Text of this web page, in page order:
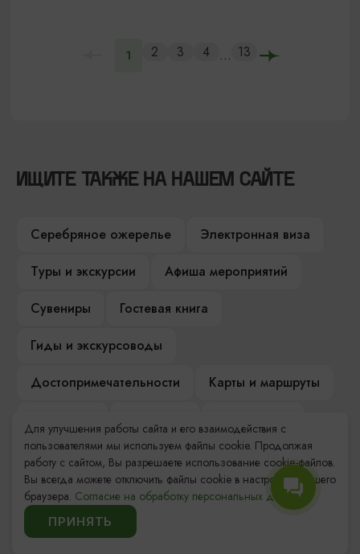
1 2 3 4 ... 13
ИЩИТЕ ТАКЖЕ НА НАШЕМ САЙТЕ
Серебряное ожерелье
Электронная виза
Туры и экскурсии
Афиша мероприятий
Сувениры
Гостевая книга
Гиды и экскурсоводы
Достопримечательности
Карты и маршруты
Компас Балтийской кухни
Настоящий Калининградец
Музеи
Для улучшения работы сайта и его взаимодействия с
пользователями мы используем файлы cookie. Продолжая
работу с сайтом, Вы разрешаете использование cookie-файлов.
Вы всегда можете отключить файлы cookie в настройках Вашего
браузера. Согласие на обработку персональных данных.
ПРИНЯТЬ